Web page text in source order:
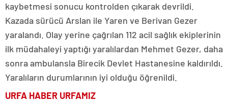
kaybetmesi sonucu kontrolden çıkarak devrildi.
Kazada sürücü Arslan ile Yaren ve Berivan Gezer
yaralandı. Olay yerine çağrılan 112 acil sağlık ekiplerinin
ilk müdahaleyi yaptığı yaralılardan Mehmet Gezer, daha
sonra ambulansla Birecik Devlet Hastanesine kaldırıldı.
Yaralıların durumlarının iyi olduğu öğrenildi.
URFA HABER URFAMIZ